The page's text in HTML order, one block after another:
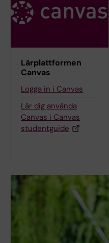
Lärplattformen
Canvas
Logga in i Canvas
Lär dig använda
Canvas i Canvas
studentguide